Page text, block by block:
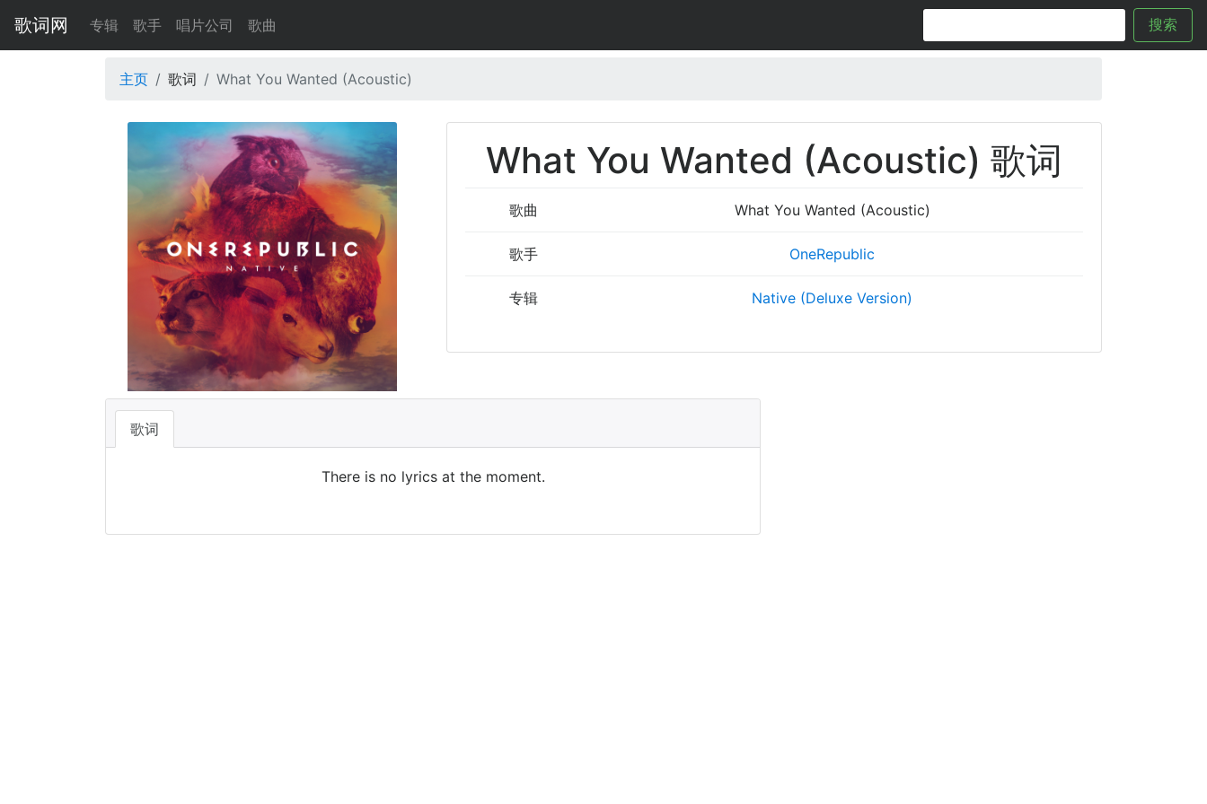
歌词网 专辑 歌手 唱片公司 歌曲 搜索
主页 歌词 What You Wanted (Acoustic)
What You Wanted (Acoustic) 歌词
歌曲 What You Wanted (Acoustic)
歌手 OneRepublic
专辑 Native (Deluxe Version)
歌词
There is no lyrics at the moment.